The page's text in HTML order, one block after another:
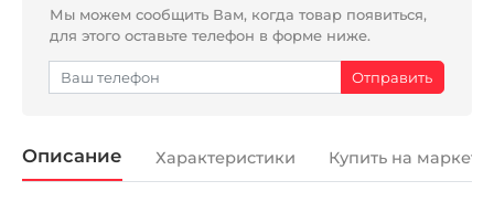
Мы можем сообщить Вам, когда товар появиться,
для этого оставьте телефон в форме ниже.
Описание Характеристики Купить на